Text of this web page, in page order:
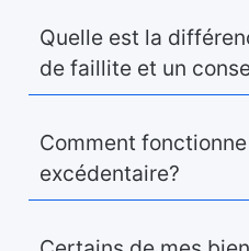
Quelle est la
de faillite et un
Comment
excédentaire?